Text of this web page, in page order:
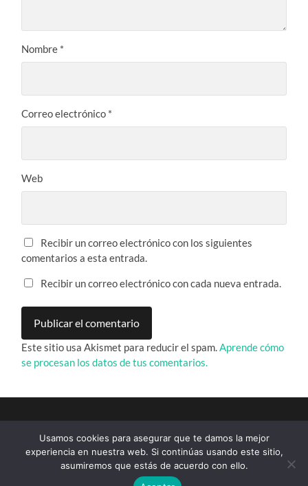
Nombre *
Correo electrónico *
Web
Recibir un correo electrónico con los siguientes
comentarios a esta entrada.
Recibir un correo electrónico con cada nueva entrada.
Este sitio usa Akismet para reducir el spam. Aprende cómo
se procesan los datos de tus comentarios.
REINO DE AKSUM
Usamos cookies para asegurar que te damos la mejor
experiencia en nuestra web. Si continúas usando este sitio,
asumiremos que estás de acuerdo con ello.